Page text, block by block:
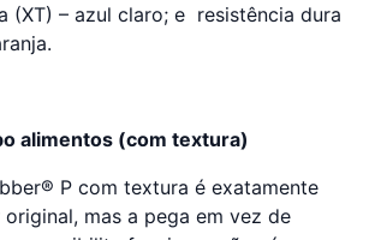
(XT) – azul claro; e resistência dura
alimentos (com textura)
P com textura é exatamente
mas a pega em vez de